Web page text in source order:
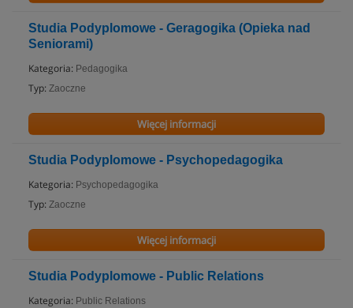
Studia Podyplomowe - Geragogika (Opieka nad
Seniorami)
Kategoria: Pedagogika
Typ: Zaoczne
Więcej informacji
Studia Podyplomowe - Psychopedagogika
Kategoria: Psychopedagogika
Typ: Zaoczne
Więcej informacji
Studia Podyplomowe - Public Relations
Kategoria: Public Relations